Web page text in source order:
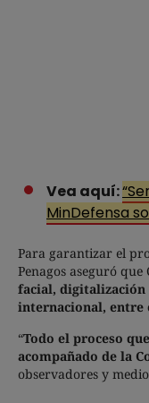
Vea aquí:
MinDefensa
Para garantizar el
Penagos aseguró
facial, digitalización
internacional, entre
“Todo el proceso
acompañado de la
observadores y